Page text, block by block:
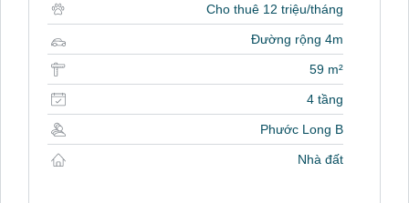
Cho thuê 12 triệu/tháng
Đường rộng 4m
59 m²
4 tầng
Phước Long B
Nhà đất